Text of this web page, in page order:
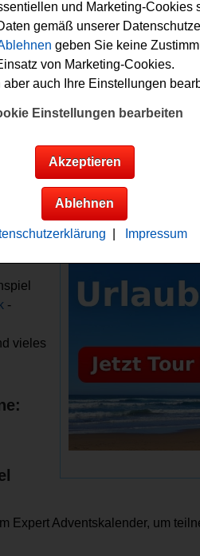
Gewinnspiel
kurz in der Expert
App das
sichern. Viel Glück
Adventskalender-Gewinnspiel
Technik - Kühlschrank,
und vieles mehr
Anzeige:
-
vieles
Expert Adventskalender, um
und Marketing-Cookies
gemäß unserer
geben Sie keine
von Marketing-Cookies.
aber auch Ihre Einstellungen
Einstellungen bearbeiten
Akzeptieren
Ablehnen
Impressum